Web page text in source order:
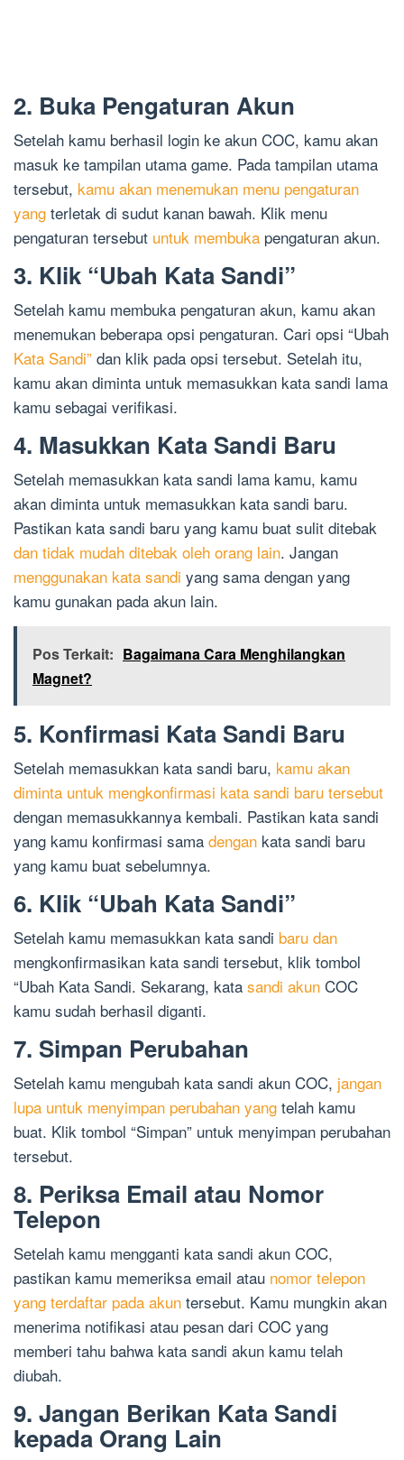
2. Buka Pengaturan Akun
Setelah kamu berhasil login ke akun COC, kamu akan
masuk ke tampilan utama game. Pada tampilan utama
tersebut, kamu akan menemukan menu pengaturan
yang terletak di sudut kanan bawah. Klik menu
pengaturan tersebut untuk membuka pengaturan akun.
3. Klik “Ubah Kata Sandi”
Setelah kamu membuka pengaturan akun, kamu akan
menemukan beberapa opsi pengaturan. Cari opsi “Ubah
Kata Sandi” dan klik pada opsi tersebut. Setelah itu,
kamu akan diminta untuk memasukkan kata sandi lama
kamu sebagai verifikasi.
4. Masukkan Kata Sandi Baru
Setelah memasukkan kata sandi lama kamu, kamu
akan diminta untuk memasukkan kata sandi baru.
Pastikan kata sandi baru yang kamu buat sulit ditebak
dan tidak mudah ditebak oleh orang lain. Jangan
menggunakan kata sandi yang sama dengan yang
kamu gunakan pada akun lain.
Pos Terkait: Bagaimana Cara Menghilangkan
Magnet?
5. Konfirmasi Kata Sandi Baru
Setelah memasukkan kata sandi baru, kamu akan
diminta untuk mengkonfirmasi kata sandi baru tersebut
dengan memasukkannya kembali. Pastikan kata sandi
yang kamu konfirmasi sama dengan kata sandi baru
yang kamu buat sebelumnya.
6. Klik “Ubah Kata Sandi”
Setelah kamu memasukkan kata sandi baru dan
mengkonfirmasikan kata sandi tersebut, klik tombol
“Ubah Kata Sandi. Sekarang, kata sandi akun COC
kamu sudah berhasil diganti.
7. Simpan Perubahan
Setelah kamu mengubah kata sandi akun COC, jangan
lupa untuk menyimpan perubahan yang telah kamu
buat. Klik tombol “Simpan” untuk menyimpan perubahan
tersebut.
8. Periksa Email atau Nomor
Telepon
Setelah kamu mengganti kata sandi akun COC,
pastikan kamu memeriksa email atau nomor telepon
yang terdaftar pada akun tersebut. Kamu mungkin akan
menerima notifikasi atau pesan dari COC yang
memberi tahu bahwa kata sandi akun kamu telah
diubah.
9. Jangan Berikan Kata Sandi
kepada Orang Lain